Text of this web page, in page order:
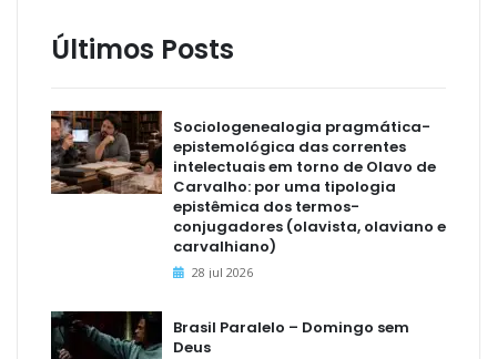
Últimos Posts
Sociologenealogia pragmática-
epistemológica das correntes
intelectuais em torno de Olavo de
Carvalho: por uma tipologia
epistêmica dos termos-
conjugadores (olavista, olaviano e
carvalhiano)
28 jul 2026
Brasil Paralelo – Domingo sem
Deus